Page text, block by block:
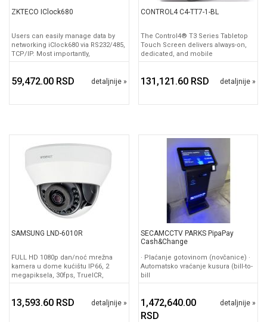
ZKTECO IClock680
Users can easily manage data by
networking iClock680 via RS232/485,
TCP/IP. Most importantly,
59,472.00 RSD detaljnije »
CONTROL4 C4-TT7-1-BL
The Control4® T3 Series Tabletop
Touch Screen delivers always-on,
dedicated, and mobile
131,121.60 RSD detaljnije »
SAMSUNG LND-6010R
FULL HD 1080p dan/noć mrežna
kamera u dome kućištu IP66, 2
megapiksela, 30fps, TrueICR,
13,593.60 RSD detaljnije »
SECAMCCTV PARKS PipaPay
Cash&Change
· Plaćanje gotovinom (novčanice) ·
Automatsko vraćanje kusura (bill-to-
bill
1,472,640.00
RSD
detaljnije »